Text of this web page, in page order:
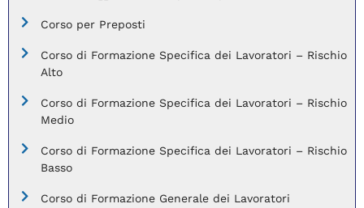
Corso per Preposti
Corso di Formazione Specifica dei Lavoratori – Rischio
Alto
Corso di Formazione Specifica dei Lavoratori – Rischio
Medio
Corso di Formazione Specifica dei Lavoratori – Rischio
Basso
Corso di Formazione Generale dei Lavoratori